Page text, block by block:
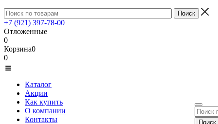
+7 (921) 397-78-00
Отложенные
0
Корзина0
0
Каталог
Акции
Как купить
О компании
Контакты